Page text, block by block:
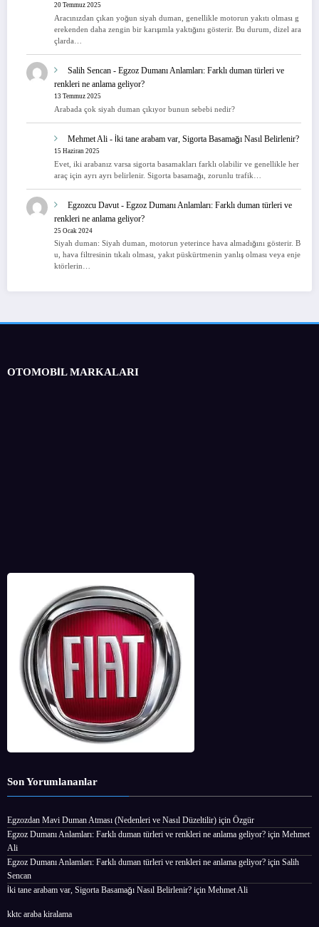
20 Temmuz 2025
Aracınızdan çıkan yoğun siyah duman, genellikle motorun yakıtı olması g
erekenden daha zengin bir karışımla yaktığını gösterir. Bu durum, dizel ara
çlarda…
Salih Sencan - Egzoz Dumanı Anlamları: Farklı duman türleri ve
renkleri ne anlama geliyor?
13 Temmuz 2025
Arabada çok siyah duman çıkıyor bunun sebebi nedir?
Mehmet Ali - İki tane arabam var, Sigorta Basamağı Nasıl Belirlenir?
15 Haziran 2025
Evet, iki arabanız varsa sigorta basamakları farklı olabilir ve genellikle her
araç için ayrı ayrı belirlenir. Sigorta basamağı, zorunlu trafik…
Egzozcu Davut - Egzoz Dumanı Anlamları: Farklı duman türleri ve
renkleri ne anlama geliyor?
25 Ocak 2024
Siyah duman: Siyah duman, motorun yeterince hava almadığını gösterir. B
u, hava filtresinin tıkalı olması, yakıt püskürtmenin yanlış olması veya enje
ktörlerin…
OTOMOBİL MARKALARI
Son Yorumlananlar
Egzozdan Mavi Duman Atması (Nedenleri ve Nasıl Düzeltilir) için Özgür
Egzoz Dumanı Anlamları: Farklı duman türleri ve renkleri ne anlama geliyor? için Mehmet
Ali
Egzoz Dumanı Anlamları: Farklı duman türleri ve renkleri ne anlama geliyor? için Salih
Sencan
İki tane arabam var, Sigorta Basamağı Nasıl Belirlenir? için Mehmet Ali
kktc araba kiralama